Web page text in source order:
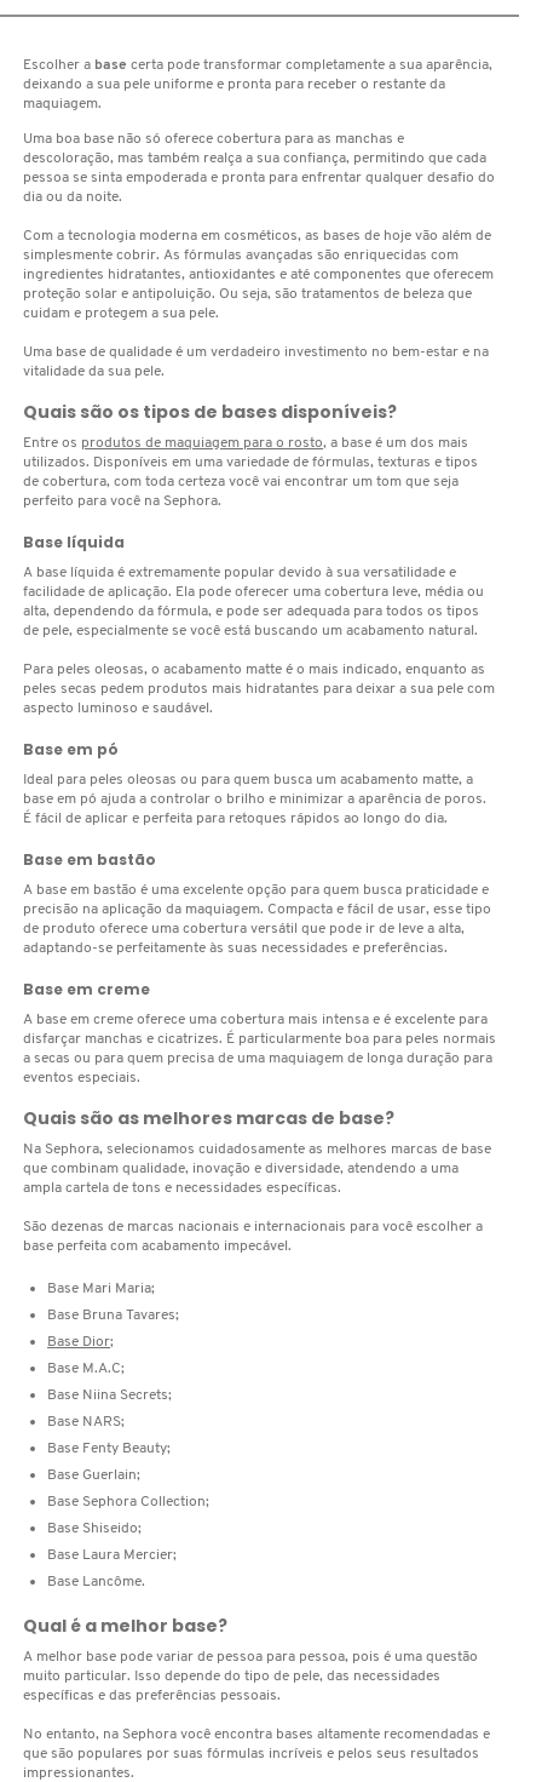
SOBRANCELHA
PALETAS
ACESSÓRIOS
UNHAS
KITS DE MAQUIAGEM
MAQUIAGEM COREANA
SEPHORA COLLECTION
CLEAN NA SEPHORA
REFIL
HOT ON SOCIAL
KITS PRESENTEÁVEIS
FAMÍLIAS OLFATIVAS
VELAS & FRAGRÂNCIAS DE
AMBIENTE
REFIL
ALTA PERFUMARIA
CLEAN NA SEPHORA
HOT ON SOCIAL
PERFUMES ÁRABES
NECESSIDADE
TRATAMENTOS
ROTINA
PROTEÇÃO SOLAR
OLHOS & LÁBIOS
CORPO E BANHO
ACESSÓRIOS
KITS DE SKINCARE
SKINCARE COREANO
SEPHORA COLLECTION
CLEAN NA SEPHORA
REFIL
SKINCARE PREMIUM
GUIA DE INGREDIENTES
HOT ON SOCIAL
FINALIZADOR
MODELADOR
TRATAMENTO CAPILAR
KITS PARA CABELOS
REFIL
PRODUTOS ASIÁTICOS
CLEAN NA SEPHORA
HOT ON SOCIAL
SKINCARE
AUTHENTIC BEAUTY CONCEPT
AZZARO
BANDERAS
BAREMINERALS
BEAUTY OF JOSEON
BENEFIT COSMETICS
BIODERMA
BIOSSANCE
BRAÉ HAIR CARE
BRIOGEO
BURBERRY
BVLGARI
CACHAREL
CALVIN KLEIN
CAROLINA HERRERA
CARTIER
D
E
G
H
I
J
L
N
O
P
R
T
U
W
Y
Z
Escolher a base certa pode transformar completamente a sua aparência,
deixando a sua pele uniforme e pronta para receber o restante da
maquiagem.
Uma boa base não só oferece cobertura para as manchas e
descoloração, mas também realça a sua confiança, permitindo que cada
pessoa se sinta empoderada e pronta para enfrentar qualquer desafio do
dia ou da noite.
Com a tecnologia moderna em cosméticos, as bases de hoje vão além de
simplesmente cobrir. As fórmulas avançadas são enriquecidas com
ingredientes hidratantes, antioxidantes e até componentes que oferecem
proteção solar e antipoluição. Ou seja, são tratamentos de beleza que
cuidam e protegem a sua pele.
Uma base de qualidade é um verdadeiro investimento no bem-estar e na
vitalidade da sua pele.
Quais são os tipos de bases disponíveis?
Entre os produtos de maquiagem para o rosto, a base é um dos mais
utilizados. Disponíveis em uma variedade de fórmulas, texturas e tipos
de cobertura, com toda certeza você vai encontrar um tom que seja
perfeito para você na Sephora.
Base líquida
A base líquida é extremamente popular devido à sua versatilidade e
facilidade de aplicação. Ela pode oferecer uma cobertura leve, média ou
alta, dependendo da fórmula, e pode ser adequada para todos os tipos
de pele, especialmente se você está buscando um acabamento natural.
Para peles oleosas, o acabamento matte é o mais indicado, enquanto as
peles secas pedem produtos mais hidratantes para deixar a sua pele com
aspecto luminoso e saudável.
Base em pó
Ideal para peles oleosas ou para quem busca um acabamento matte, a
base em pó ajuda a controlar o brilho e minimizar a aparência de poros.
É fácil de aplicar e perfeita para retoques rápidos ao longo do dia.
Base em bastão
A base em bastão é uma excelente opção para quem busca praticidade e
precisão na aplicação da maquiagem. Compacta e fácil de usar, esse tipo
de produto oferece uma cobertura versátil que pode ir de leve a alta,
adaptando-se perfeitamente às suas necessidades e preferências.
Base em creme
A base em creme oferece uma cobertura mais intensa e é excelente para
disfarçar manchas e cicatrizes. É particularmente boa para peles normais
a secas ou para quem precisa de uma maquiagem de longa duração para
eventos especiais.
Quais são as melhores marcas de base?
Na Sephora, selecionamos cuidadosamente as melhores marcas de base
que combinam qualidade, inovação e diversidade, atendendo a uma
ampla cartela de tons e necessidades específicas.
São dezenas de marcas nacionais e internacionais para você escolher a
base perfeita com acabamento impecável.
Base Mari Maria;
Base Bruna Tavares;
Base Dior;
Base M.A.C;
Base Niina Secrets;
Base NARS;
Base Fenty Beauty;
Base Guerlain;
Base Sephora Collection;
Base Shiseido;
Base Laura Mercier;
Base Lancôme.
Qual é a melhor base?
A melhor base pode variar de pessoa para pessoa, pois é uma questão
muito particular. Isso depende do tipo de pele, das necessidades
específicas e das preferências pessoais.
No entanto, na Sephora você encontra bases altamente recomendadas e
que são populares por suas fórmulas incríveis e pelos seus resultados
impressionantes.